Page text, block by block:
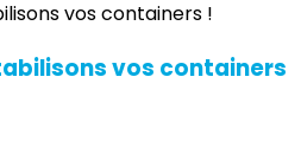
vos containers